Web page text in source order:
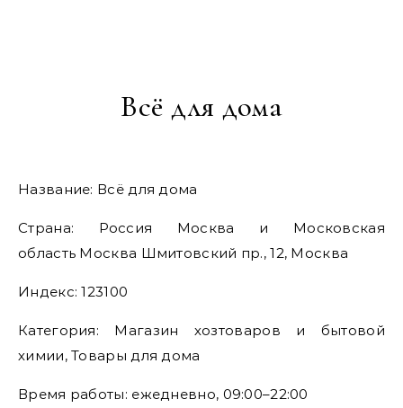
Всё для дома
Название: Всё для дома
Страна: Россия Москва и Московская
область Москва Шмитовский пр., 12, Москва
Индекс: 123100
Категория: Магазин хозтоваров и бытовой
химии, Товары для дома
Время работы: ежедневно, 09:00–22:00